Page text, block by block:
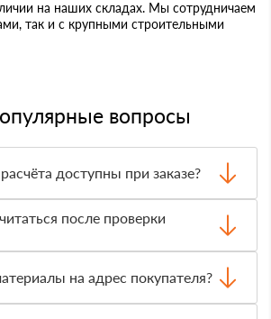
на наших складах. Мы сотрудничаем
так и с крупными строительными
вопросы
доступны при заказе?
оплаты менеджер согласует с
после проверки
вы принимаете материал,
и внешний вид, затем
на адрес покупателя?